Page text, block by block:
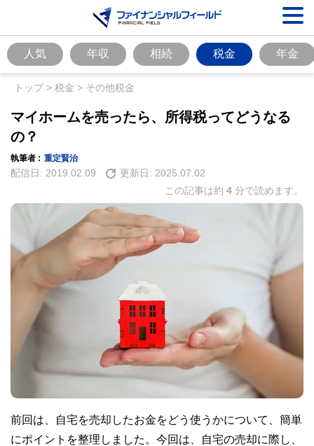
人気 年収 相続 税金 年金
トップ> 税金 > その他税金
マイホームを売ったら、所得税ってどうなる
の？
執筆者 : 重定賢治
配信日: 2019.02.09 更新日: 2025.07.02
この記事は約 4 分で読めます。
前回は、自宅を売却したお金をどう使うかについて、簡単
にポイントを整理しました。今回は、自宅の売却に際し、